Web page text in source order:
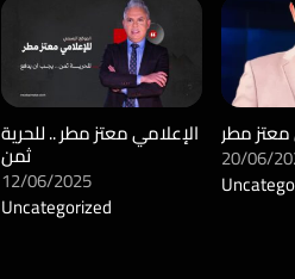
الإعلامي معتز مطر .. للحرية
ثمن
12/06/2025
Uncategorized
معتز مطر
20/06/